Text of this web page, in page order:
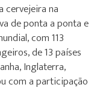
cervejeira na
de ponta a ponta e
com 113
de 13 países
Inglaterra,
com a participação